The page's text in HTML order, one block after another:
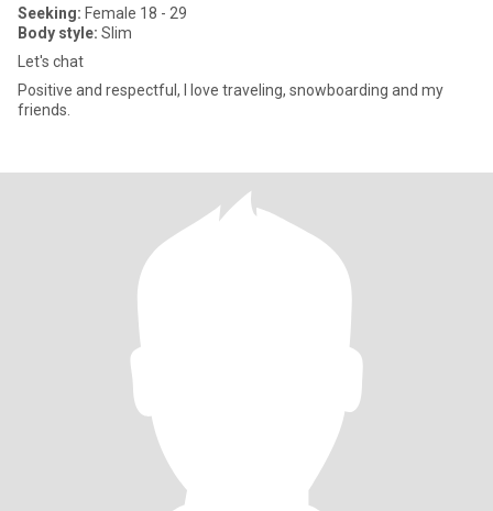
Seeking: Female 18 - 29
Body style: Slim
Let's chat
Positive and respectful, I love traveling, snowboarding and my
friends.